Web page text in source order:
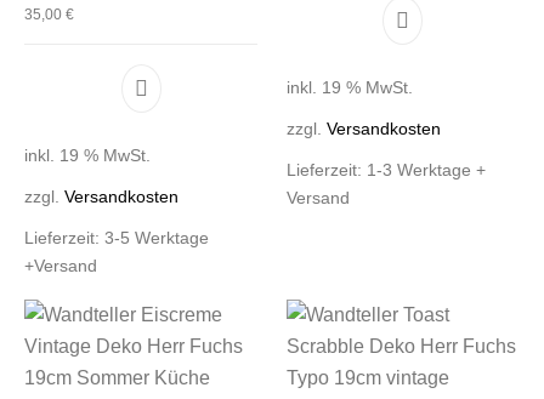
35,00€
inkl. 19 % MwSt.
zzgl.Versandkosten
Lieferzeit:3-5 Werktage
+Versand
inkl. 19 % MwSt.
zzgl. Versandkosten
Lieferzeit: 1-3 Werktage +
Versand